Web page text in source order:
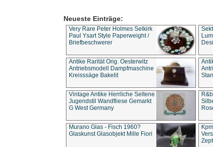
Neueste Einträge:
Very Rare Peter Holmes Selkirk
Paul Ysart Style Paperweight /
Briefbeschwerer
Antike Rarität Orig. Oesterwitz
Antriebsmodell Dampfmaschine
Kreisssäge Bakelit
Vintage Antike Herrliche Seltene
Jugendstil Wandfliese Gemarkt
G West Germany
Murano Glas - Fisch 1960?
Glaskunst Glasobjekt Mille Fiori